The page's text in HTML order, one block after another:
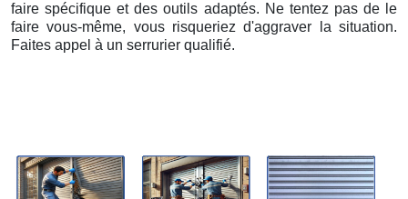
faire spécifique et des outils adaptés. Ne tentez pas de le
faire vous-même, vous risqueriez d'aggraver la situation.
Faites appel à un serrurier qualifié.